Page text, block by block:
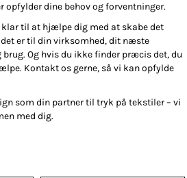
opfylder dine behov og forventninger.
klar til at hjælpe dig med at skabe det
er til din virksomhed, dit næste
Og hvis du ikke finder præcis det, du
Kontakt os gerne, så vi kan opfylde
som din partner til tryk på tekstiler – vi
med dig.